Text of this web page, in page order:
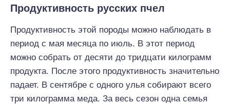
Продуктивность русских пчел
Продуктивность этой породы можно наблюдать в
период с мая месяца по июль. В этот период
можно собрать от десяти до тридцати килограмм
продукта. После этого продуктивность значительно
падает. В сентябре с одного улья собирают всего
три килограмма меда. За весь сезон одна семья